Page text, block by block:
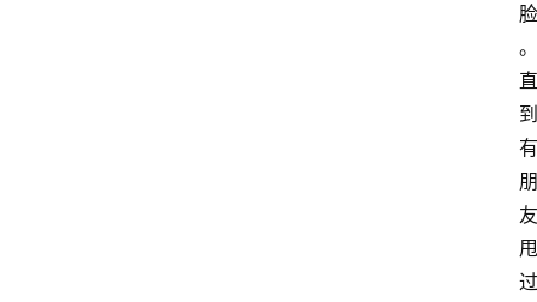
脸
。
直
到
有
朋
友
甩
过